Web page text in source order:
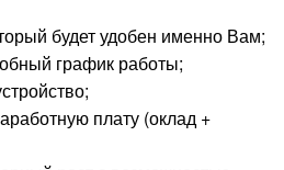
будет удобен именно Вам;
график работы;
плату (оклад +